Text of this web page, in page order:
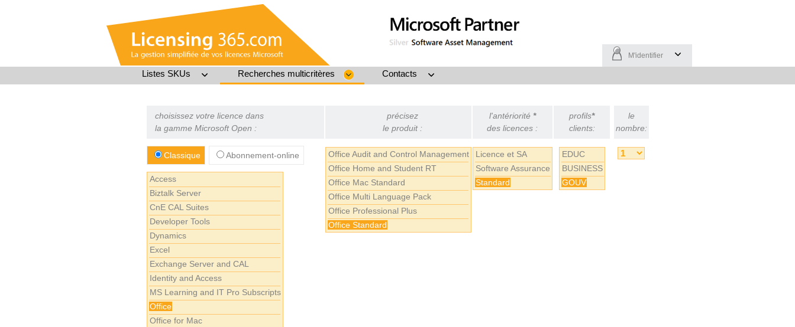
M'identifier
Listes SKUs Recherches multicritères Contacts
choisissez votre licence dans
la gamme Microsoft Open :
Classique Abonnement-online
Access
Biztalk Server
CnE CAL Suites
Developer Tools
Dynamics
Excel
Exchange Server and CAL
Identity and Access
MS Learning and IT Pro Subscripts
Office
Office for Mac
précisez
le produit :
Office Audit and Control Management
Office Home and Student RT
Office Mac Standard
Office Multi Language Pack
Office Professional Plus
Office Standard
l'antériorité *
des licences :
Licence et SA
Software Assurance
Standard
profils*
clients:
EDUC
BUSINESS
GOUV
le
nombre: